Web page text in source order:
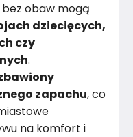
bez obaw mogą
dziecięcych,
czy
.
zapachu, co
na komfort i